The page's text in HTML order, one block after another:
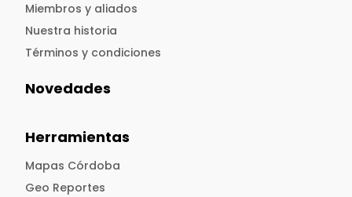
Miembros y aliados
Nuestra historia
Términos y condiciones
Novedades
Herramientas
Mapas Córdoba
Geo Reportes